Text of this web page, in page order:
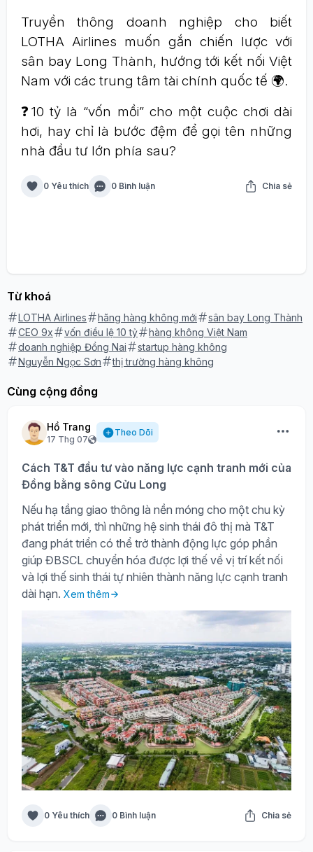
Truyền thông doanh nghiệp cho biết
LOTHA Airlines muốn gắn chiến lược với
sân bay Long Thành, hướng tới kết nối Việt
Nam với các trung tâm tài chính quốc tế 🌍.
❓10 tỷ là “vốn mồi” cho một cuộc chơi dài
hơi, hay chỉ là bước đệm để gọi tên những
nhà đầu tư lớn phía sau?
0 Yêu thích 0 Bình luận Chia sẻ
Từ khoá
LOTHA Airlines hãng hàng không mới
sân bay Long Thành
CEO 9x
vốn điều lệ 10 tỷ
hàng không Việt Nam
doanh nghiệp Đồng Nai
startup hàng không
Nguyễn Ngọc Sơn
thị trường hàng không
Cùng cộng đồng
Hồ Trang
17 Thg 07
Theo Dõi
Cách T&T đầu tư vào năng lực cạnh tranh mới của
Đồng bằng sông Cửu Long
Nếu hạ tầng giao thông là nền móng cho một chu kỳ
phát triển mới, thì những hệ sinh thái đô thị mà T&T
đang phát triển có thể trở thành động lực góp phần
giúp ĐBSCL chuyển hóa được lợi thế về vị trí kết nối
và lợi thế sinh thái tự nhiên thành năng lực cạnh tranh
dài hạn. Xem thêm
0 Yêu thích 0 Bình luận Chia sẻ